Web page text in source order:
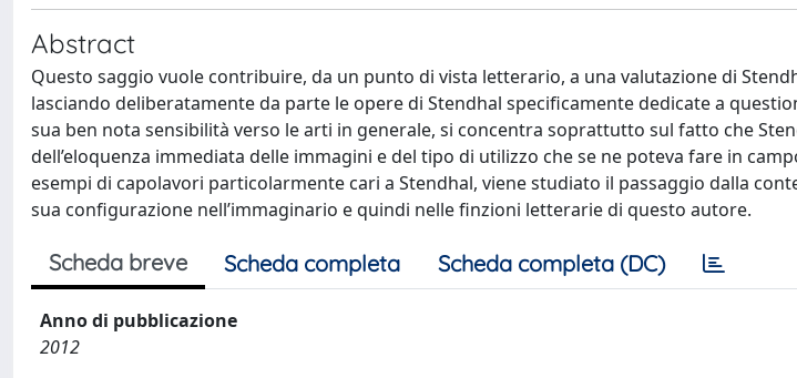
Abstract
Questo saggio vuole contribuire, da un punto di vista letterario, a una valutazione di
lasciando deliberatamente da parte le opere di Stendhal specificamente dedicate a
sua ben nota sensibilità verso le arti in generale, si concentra soprattutto sul fatto che
dell’eloquenza immediata delle immagini e del tipo di utilizzo che se ne poteva fare in
esempi di capolavori particolarmente cari a Stendhal, viene studiato il passaggio dalla
sua configurazione nell’immaginario e quindi nelle finzioni letterarie di questo autore.
Scheda breve Scheda completa Scheda completa (DC)
Anno di pubblicazione
2012